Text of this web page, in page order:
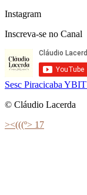
Instagram
Inscreva-se no Canal
Sesc Piracicaba
© Cláudio Lacerda
><(((º> 17